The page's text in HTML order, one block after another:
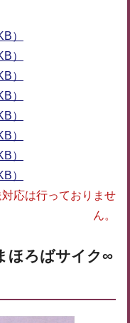
）
）
）
）
）
）
）
）
応は行っておりませ
ん。
ほろばサイク∞